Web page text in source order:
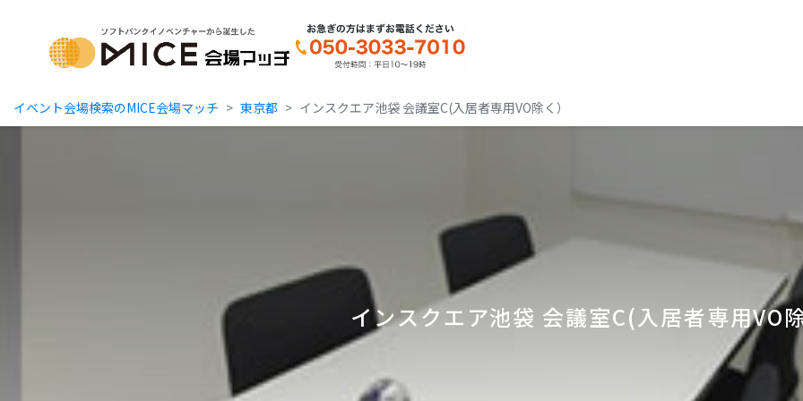
MICE Platform
イベント会場検索のMICE会場マッチ 東京都 インスクエア池袋 会議室C(入居者専用VO除く）
インスクエア池袋 会議室C(入居者専用VO